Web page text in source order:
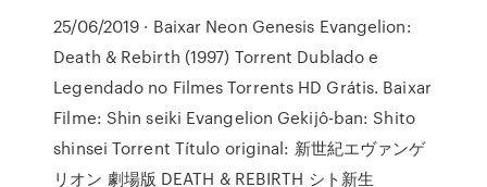
25/06/2019 · Baixar Neon Genesis Evangelion:
Death & Rebirth (1997) Torrent Dublado e
Legendado no Filmes Torrents HD Grátis. Baixar
Filme: Shin seiki Evangelion Gekijô-ban: Shito
shinsei Torrent Título original: 新世紀エヴァンゲ
リオン 劇場版 DEATH & REBIRTH シト新生